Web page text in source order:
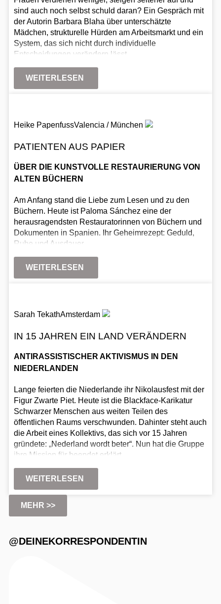
sind auch noch selbst schuld daran? Ein Gespräch mit
der Autorin Barbara Blaha über unterschätzte
Mädchen, strukturelle Hürden am Arbeitsmarkt und ein
System, das sich nicht durch individuelle
Entscheidungen verändern lässt.
WEITERLESEN
Heike PapenfussValencia / München
PATIENTEN AUS PAPIER
ÜBER DIE KUNSTVOLLE RESTAURIERUNG VON
ALTEN BÜCHERN
Am Anfang stand die Liebe zum Lesen und zu den
Büchern. Heute ist Paloma Sánchez eine der
herausragendsten Restauratorinnen von Büchern und
Dokumenten in Spanien. Ihr Geheimrezept: Geduld,
Ruhe und Ausdauer.
WEITERLESEN
Sarah TekathAmsterdam
IN 15 JAHREN EIN LAND VERÄNDERN
ANTIRASSISTISCHER AKTIVISMUS IN DEN
NIEDERLANDEN
Lange feierten die Niederlande ihr Nikolausfest mit der
Figur Zwarte Piet. Heute ist die Blackface-Karikatur
Schwarzer Menschen aus weiten Teilen des
öffentlichen Raums verschwunden. Dahinter steht auch
die Arbeit eines Kollektivs, das sich vor 15 Jahren
gründete: „Nederland wordt beter“. Nun hat die Gruppe
ihre Mission für beendet erklärt.
WEITERLESEN
MEHR >>
@DEINEKORRESPONDENTIN